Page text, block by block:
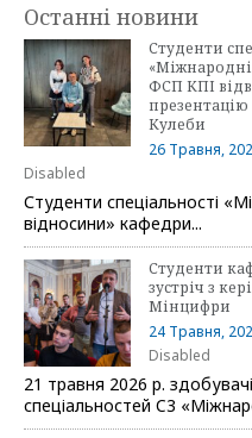
Останні новини
Студенти
ФСП КПІ
Кулеби
26 Травня,
Disabled
Студенти спеціальності
відносини» кафедри...
Студенти
зустріч з
Мінцифри
24 Травня,
Disabled
21 травня 2026 р.
спеціальностей C3